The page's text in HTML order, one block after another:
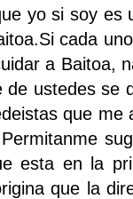
yo si soy es
cada
a Baitoa,
ustedes se
que me
esta en la
que la